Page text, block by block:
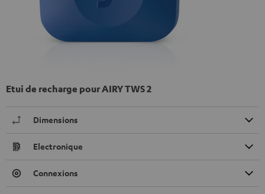
Etui de recharge pour AIRY TWS 2
Dimensions
Electronique
Connexions